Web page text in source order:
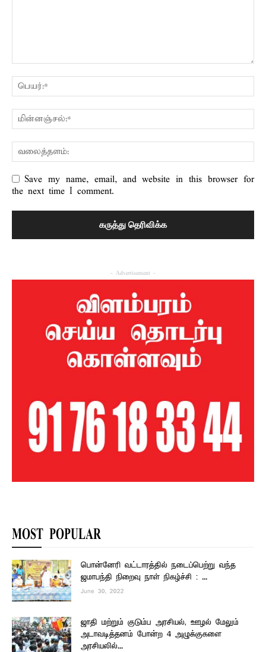
Save my name, email, and website in this browser for
the next time I comment.
- Advertisement -
MOST POPULAR
பொன்னேரி வட்டாரத்தில் நடைப்பெற்று வந்த
ஜமாபந்தி நிறைவு நாள் நிகழ்ச்சி : ...
June 30, 2022
ஜாதி மற்றும் குடும்ப அரசியல், ஊழல் மேலும்
அடாவடித்தனம் போன்ற 4 அழுக்குகளை
அரசியலில்...